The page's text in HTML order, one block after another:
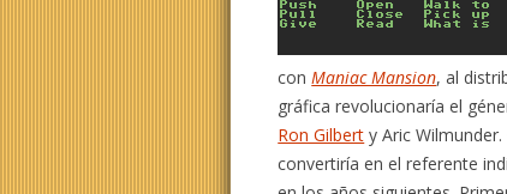
conManiac Mansion, al
gráfica revolucionaría el
Ron Gilbert y Aric
convertiría en el referente